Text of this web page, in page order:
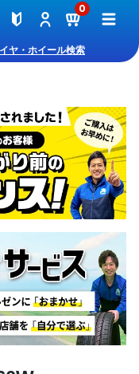
0
ヤ・ホイール検索